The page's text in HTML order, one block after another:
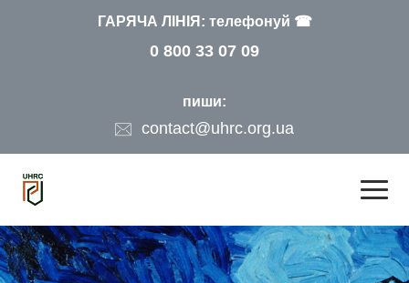
ГАРЯЧА ЛІНІЯ: телефонуй ☎
0 800 33 07 09
пиши:
contact@uhrc.org.ua